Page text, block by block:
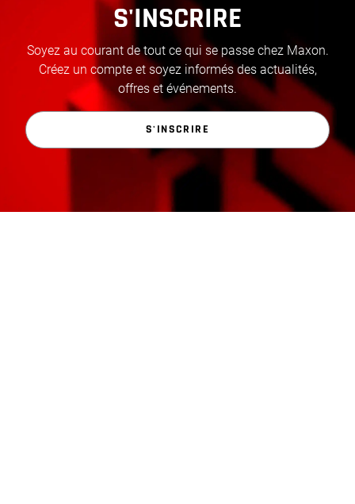
S'INSCRIRE
Soyez au courant de tout ce qui se passe chez Maxon.
Créez un compte et soyez informés des actualités,
offres et événements.
S'INSCRIRE